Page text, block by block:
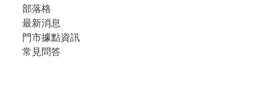
部落格
最新消息
門市據點資訊
常見問答